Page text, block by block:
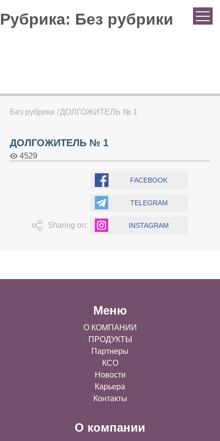
Рубрика: Без рубрики
Без рубрики ДОЛГОЖИТЕЛЬ № 1
ДОЛГОЖИТЕЛЬ № 1
4529
Sharing on:
FACEBOOK
TELEGRAM
INSTAGRAM
Меню
О КОМПАНИИ
ПРОДУКТЫ
Партнеры
КСО
Новости
Карьера
Контакты
О компании